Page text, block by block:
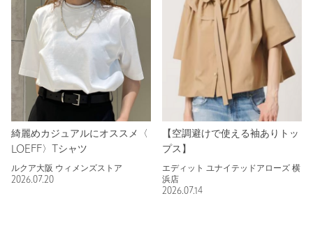
綺麗めカジュアルにオススメ〈
LOEFF〉Tシャツ
ルクア大阪 ウィメンズストア
2026.07.20
【空調避けで使える袖ありトッ
プス】
エディット ユナイテッドアローズ 横
浜店
2026.07.14